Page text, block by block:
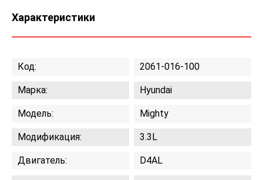
Характеристики
Код: 2061-016-100
Марка: Hyundai
Модель: Mighty
Модификация: 3.3L
Двигатель: D4AL